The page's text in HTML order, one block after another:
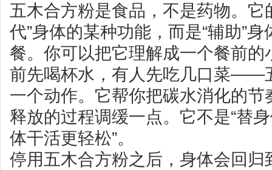
五木合方粉是食品，不是药物。它
代”身体的某种功能，而是“辅助”
餐。你可以把它理解成一个餐前
前先喝杯水，有人先吃几口菜——
一个动作。它帮你把碳水消化的
释放的过程调缓一点。它不是“替
体干活更轻松”。
停用五木合方粉之后，身体会回归